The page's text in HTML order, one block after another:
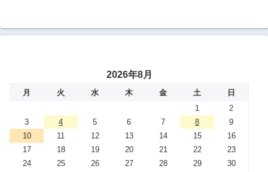
2026年8月
月 火 水 木 金 土
日
1
2
3
4 5 6 7 8
9
10
11 12 13 14 15
16
17
18 19 20 21 22
23
24
25 26 27 28 29
30